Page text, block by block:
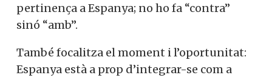
pertinença a Espanya; no ho fa “contra”
sinó “amb”.
També focalitza el moment i l’oportunitat:
Espanya està a prop d’integrar-se com a